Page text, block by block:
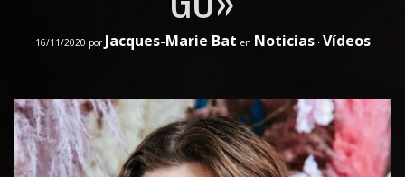
16/11/2020 por Jacques-Marie Bat en Noticias⋅ Vídeos